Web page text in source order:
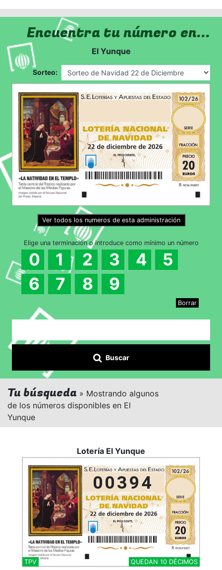
Encuentra tu número en...
El Yunque
Sorteo:
Ver todos los numeros de esta administración
Elige una terminación o introduce como mínimo un número
0 1 2 3 4
5
6
7 8 9
Borrar
Buscar
Tu búsqueda » Mostrando algunos
de los números disponibles en El
Yunque
Lotería El Yunque
00394
QUEDAN 10 DÉCIMOS
TPV